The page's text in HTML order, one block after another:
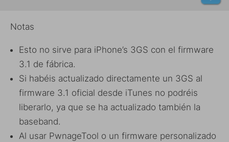
Notas
Esto no sirve para iPhone’s 3GS con el firmware
3.1 de fábrica.
Si habéis actualizado directamente un 3GS al
firmware 3.1 oficial desde iTunes no podréis
liberarlo, ya que se ha actualizado también la
baseband.
Al usar PwnageTool o un firmware personalizado